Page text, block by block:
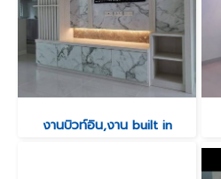
งานบิวท์อิน,งาน built in